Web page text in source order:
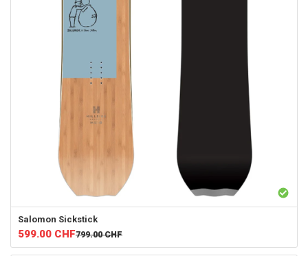
Salomon Sickstick
599.00 CHF799.00 CHF